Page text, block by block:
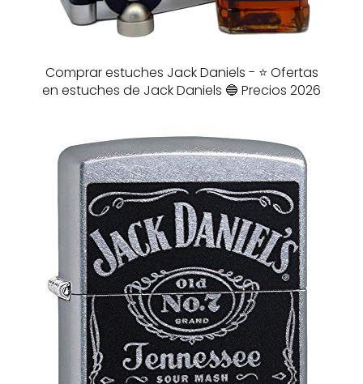
Comprar estuches Jack Daniels - ⭐️ Ofertas
en estuches de Jack Daniels 🔵 Precios 2026